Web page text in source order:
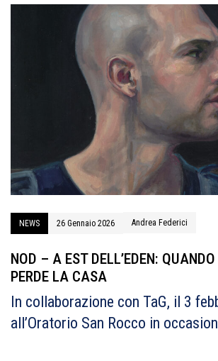
NEWS 26 Gennaio 2026 Andrea Federici
NOD – A EST DELL’EDEN:
PERDE LA CASA
In collaborazione con TaG, il 3
all’Oratorio San Rocco in